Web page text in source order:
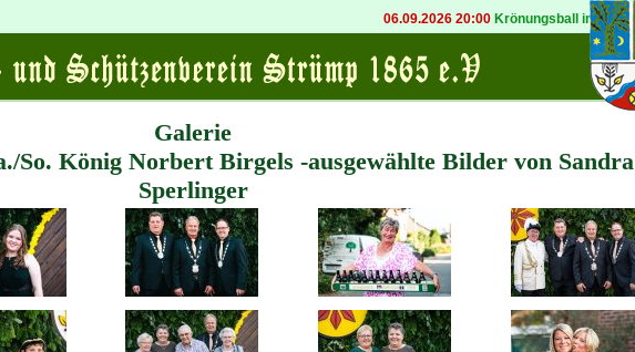
06.09.2026 20:00 Krönungsball in Bösinghoven
Galerie
So. König Norbert Birgels -ausgewählte Bilder von Sandra
Sperlinger